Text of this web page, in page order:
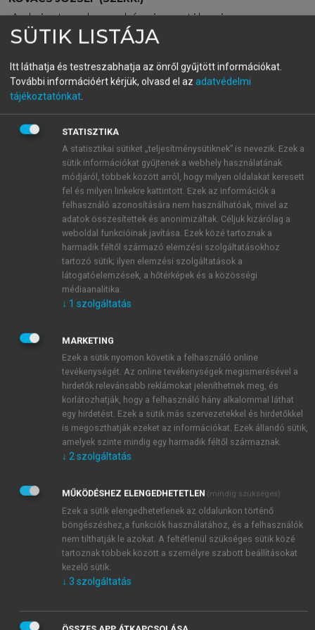
A biotechnológia etikai
kérdései
menu_book OLVASÁS
9. FEJEZET – AZ EMBEREN
VÉGZETT KUTATÁS ETIKAI
KÉRDÉSEI123
(Dr. Kovács József)
E fejezet két részlete már megjelent a következő
könyvfejezetben, illetve folyóiratcikkben: Dr. Kovács
József (2012): Az emberen végzett kutatás etikai
kérdései. In: Törő Klára – Sótonyi Péter (szerk.)
(2012): Az orvostudományi kutatások etikai
vonatkozásai.: BME oktatási jegyzet az Egészségügyi
mérnök mesterképzés hallgatói számára. Budapest:
BME Printer Kft. (3–192) (p. 105–138) (egyetemi
jegyzet) ISBN: 978-963-313-044-5; Azonosító:
kutatás és szabályozásának története etikai
szemszögből. Lege Artis Medicinae (LAM) 22. évf. 3.
szám. 2012. március (p. 226–231) (LAM
2012;22(3):226–231
Az emberen való kutatás etikai kérdéseivel kiterjedten
foglalkoztam a következő könyvemben: Dr. Kovács
József (2007): Bioetikai kérdések a pszichiátriában és
a pszichoterápiában. Budapest: Medicina könyvkiadó
(9. fejezet: A pszichiátriai, magatartástudományi
SÜTIK LISTÁJA
Itt láthatja és testreszabhatja az önről gyűjtött információkat.
További információért kérjük, olvasd el az adatvédelmi
tájékoztatónkat.
STATISZTIKA
A statisztikai sütiket „teljesítménysütiknek” is nevezik. Ezek a
sütik információkat gyűjtenek a webhely használatának
módjáról, többek között arról, hogy milyen oldalakat keresett
fel és milyen linkekre kattintott. Ezek az információk a
felhasználó azonosítására nem használhatóak, mivel az
adatok összesítettek és anonimizáltak. Céljuk kizárólag a
weboldal funkcióinak javítása. Ezek közé tartoznak a
harmadik féltől származó elemzési szolgáltatásokhoz
tartozó sütik; ilyen elemzési szolgáltatások a
látogatóelemzések, a hőtérképek és a közösségi
médiaanalitika.
↓ 1 szolgáltatás
MARKETING
Ezek a sütik nyomon követik a felhasználó online
tevékenységét. Az online tevékenységek megismerésével a
hirdetők relevánsabb reklámokat jeleníthetnek meg, és
korlátozhatják, hogy a felhasználó hány alkalommal láthat
egy hirdetést. Ezek a sütik más szervezetekkel és hirdetőkkel
is megoszthatják ezeket az információkat. Ezek állandó sütik,
amelyek szinte mindig egy harmadik féltől származnak.
↓ 2szolgáltatás
MŰKÖDÉSHEZ ELENGEDHETETLEN (mindig szükséges)
Ezek a sütik elengedhetetlenek az oldalunkon történő
böngészéshez,a funkciók használatához, és a felhasználók
nem tilthatják le azokat. A feltétlenül szükséges sütik közé
tartoznak többek között a személyre szabott beállításokat
kezelő sütik.
↓ 3 szolgáltatás